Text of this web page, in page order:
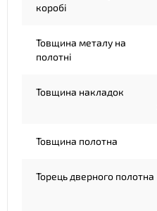
коробі
Товщина металу на
полотні
Товщина накладок
Товщина полотна
Торець дверного полотна